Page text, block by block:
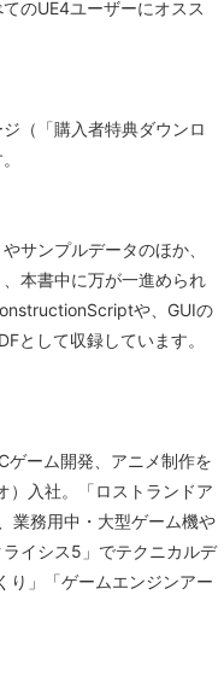
のUE4ユーザーにオスス
（「購入者特典ダウンロ
サンプルデータのほか、
本書中に万が一進められ
や、GUIの
として収録しています。
ゲーム開発、アニメ制作を
）入社。「ロストランドア
業務用中・大型ゲーム機や
イシス5」でテクニカルデ
り」「ゲームエンジンアー